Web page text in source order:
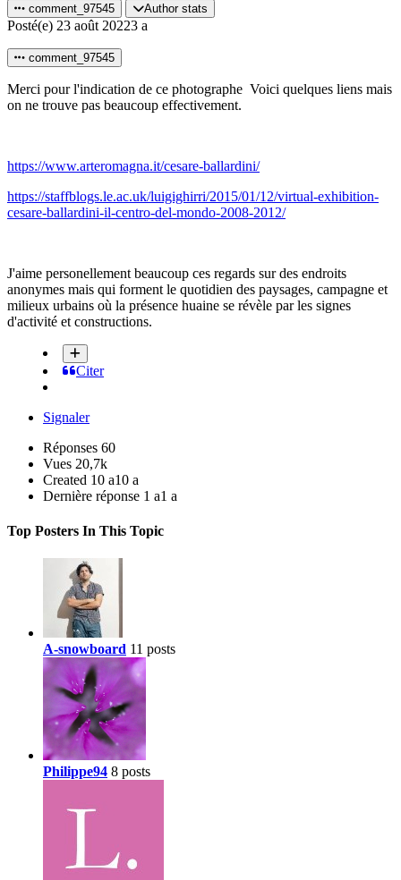
comment_97545 Author stats
Posté(e) 23 août 20223 a
comment_97545
Merci pour l'indication de ce photographe Voici quelques liens mais
on ne trouve pas beaucoup effectivement.
https://www.arteromagna.it/cesare-ballardini/
https://staffblogs.le.ac.uk/luigighirri/2015/01/12/virtual-exhibition-
cesare-ballardini-il-centro-del-mondo-2008-2012/
J'aime personellement beaucoup ces regards sur des endroits
anonymes mais qui forment le quotidien des paysages, campagne et
milieux urbains où la présence huaine se révèle par les signes
d'activité et constructions.
Citer
Signaler
Réponses 60
Vues 20,7k
Created 10 a10 a
Dernière réponse 1 a1 a
Top Posters In This Topic
A-snowboard 11 posts
Philippe94 8 posts